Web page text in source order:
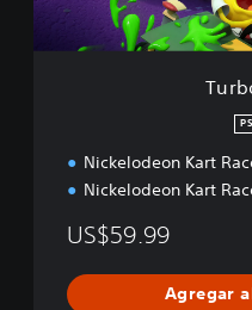
n
Nickelodeon Kart
Nickelodeon Kart
US$59.99
Agregar